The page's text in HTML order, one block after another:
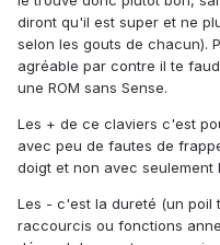
diront qu'il est super et ne
selon les gouts de chacun).
agréable par contre il te
une ROM sans Sense.
Les + de ce claviers c'est
avec peu de fautes de
doigt et non avec seulement
Les - c'est la dureté (un poil
raccourcis ou fonctions